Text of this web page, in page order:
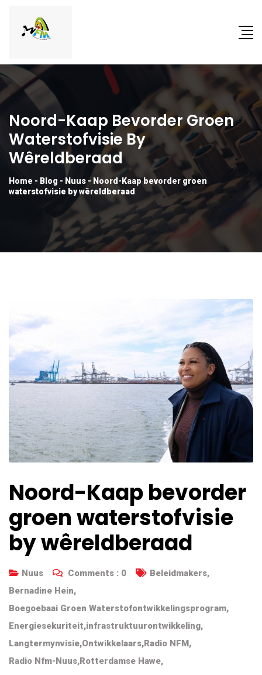
Noord-Kaap Bevorder Groen
Waterstofvisie By
Wêreldberaad
Home - Blog - Nuus- Noord-Kaap bevorder groen
waterstofvisie by wêreldberaad
Noord-Kaap bevorder
groen waterstofvisie
by wêreldberaad
Nuus Comments : 0 Beleidmakers,
Bernadine Hein,
Boegoebaai Groen Waterstofontwikkelingsprogram,
Energiesekuriteit,infrastruktuurontwikkeling,
Langtermynvisie,Ontwikkelaars,Radio NFM,
Radio Nfm-Nuus,Rotterdamse Hawe,